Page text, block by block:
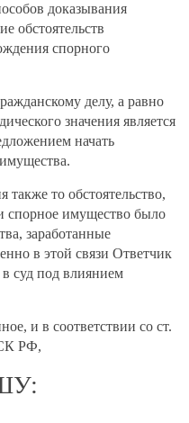
доказывания
обстоятельств
спорного
делу, а равно
значения является
начать
то обстоятельство,
спорное имущество было
заработанные
в этой связи Ответчик
суд под влиянием
и в соответствии со ст.
РФ,